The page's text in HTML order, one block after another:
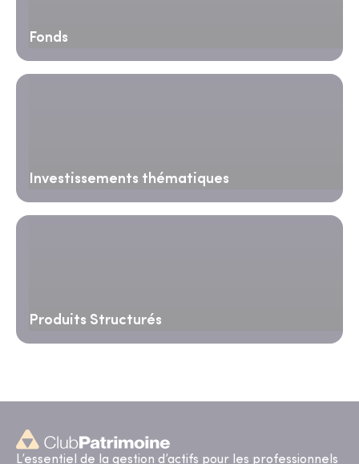
Fonds
Investissements thématiques
Produits Structurés
L’essentiel de la gestion d’actifs pour les professionnels